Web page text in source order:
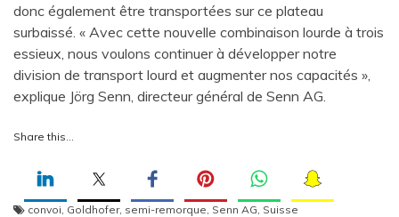
donc également être transportées sur ce plateau
surbaissé. « Avec cette nouvelle combinaison lourde à trois
essieux, nous voulons continuer à développer notre
division de transport lourd et augmenter nos capacités »,
explique Jörg Senn, directeur général de Senn AG.
Share this…
convoi Goldhofer, semi-remorque Senn AG Suisse